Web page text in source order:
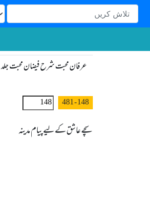
عرفان محبت شرح فیضان محبت جلد 1
148
- 481
سچے عاشق کےلیے پیام مدینہ